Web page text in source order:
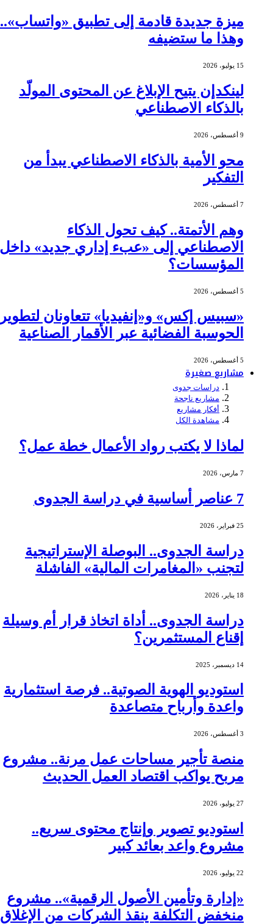
ميزة جديدة قادمة إلى تطبيق «واتساب»..
وهذا ما ستضيفه
15 يوليو، 2026
لينكدإن يتيح الإبلاغ عن المحتوى المولّد
بالذكاء الاصطناعي
9 أغسطس، 2026
محو الأمية بالذكاء الاصطناعي يبدأ من
التفكير
7 أغسطس، 2026
وهم الأتمتة.. كيف تحول الذكاء
الاصطناعي إلى «عبء إداري جديد» داخل
المؤسسات؟
5 أغسطس، 2026
«سبيس إكس» و«إنفيديا» تتعاونان لتطوير
الحوسبة الفضائية عبر الأقمار الصناعية
5 أغسطس، 2026
مشاريع صغيرة
دراسات جدوى
مشاريع ناجحة
أفكار مشاريع
مشاهدة الكل
لماذا لا يكتب رواد الأعمال خطة عمل؟
7 مارس، 2026
7 عناصر أساسية في دراسة الجدوى
25 فبراير، 2026
دراسة الجدوى.. البوصلة الإستراتيجية
لتجنب «المغامرات المالية» الفاشلة
18 يناير، 2026
دراسة الجدوى.. أداة اتخاذ قرار أم وسيلة
إقناع المستثمرين؟
14 ديسمبر، 2025
استوديو الهوية الصوتية.. فرصة استثمارية
واعدة وأرباح متصاعدة
3 أغسطس، 2026
منصة تأجير مساحات عمل مرنة.. مشروع
مربح يواكب اقتصاد العمل الحديث
27 يوليو، 2026
استوديو تصوير وإنتاج محتوى سريع..
مشروع واعد بعائد كبير
22 يوليو، 2026
«إدارة وتأمين الأصول الرقمية».. مشروع
منخفض التكلفة ينقذ الشركات من الإغلاق